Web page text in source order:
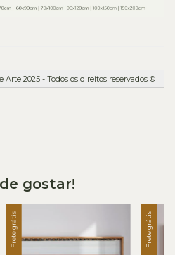
2025 - Todos os direitos reservados ©
gostar!
Frete grátis Frete grátis